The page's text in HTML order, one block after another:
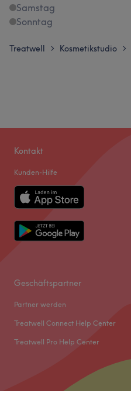
Samstag
Sonntag
Treatwell > Kosmetikstudio >
Kontakt
Kunden-Hilfe
Geschäftspartner
Partner werden
Treatwell Connect Help Center
Treatwell Pro Help Center